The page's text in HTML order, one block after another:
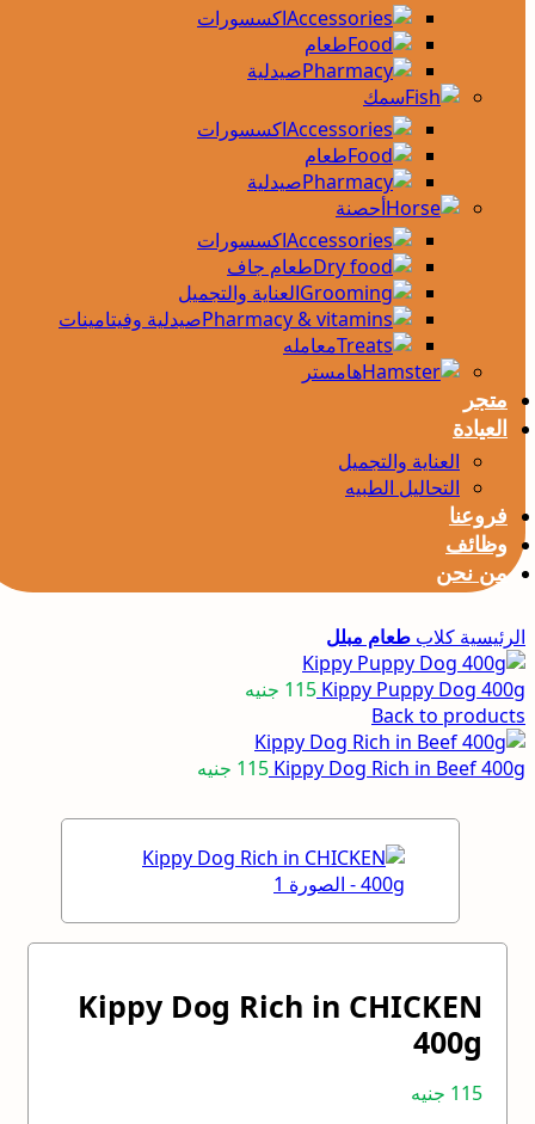
اكسسورات
طعام
صيدلية
سمك
اكسسورات
طعام
صيدلية
أحصنة
اكسسورات
طعام جاف
العناية والتجميل
صيدلية وفيتامينات
معامله
هامستر
متجر
العيادة
العناية والتجميل
التحاليل الطبيه
فروعنا
وظائف
من نحن
الرئيسية كلاب طعام مبلل
Kippy Puppy Dog 400g
115 جنيه
Back to products
Kippy Dog Rich in Beef 400g
115 جنيه
Kippy Dog Rich in CHICKEN
400g
115 جنيه